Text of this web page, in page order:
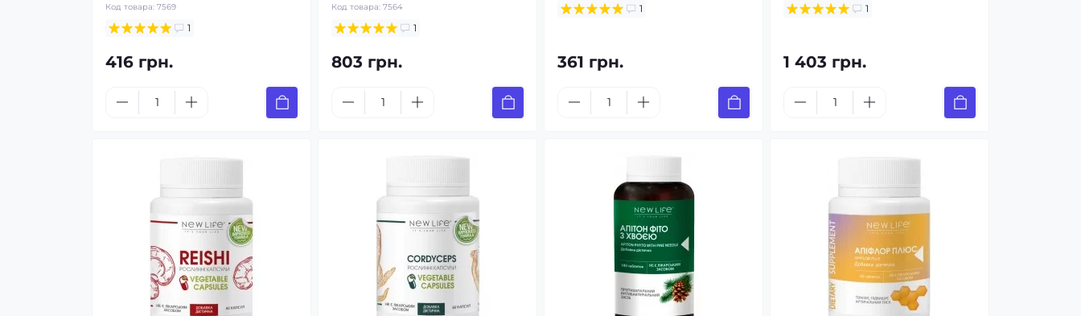
Код товара: 7569
1
416 грн.
Код товара: 7564
1
803 грн.
1
361 грн.
1
1 403 грн.